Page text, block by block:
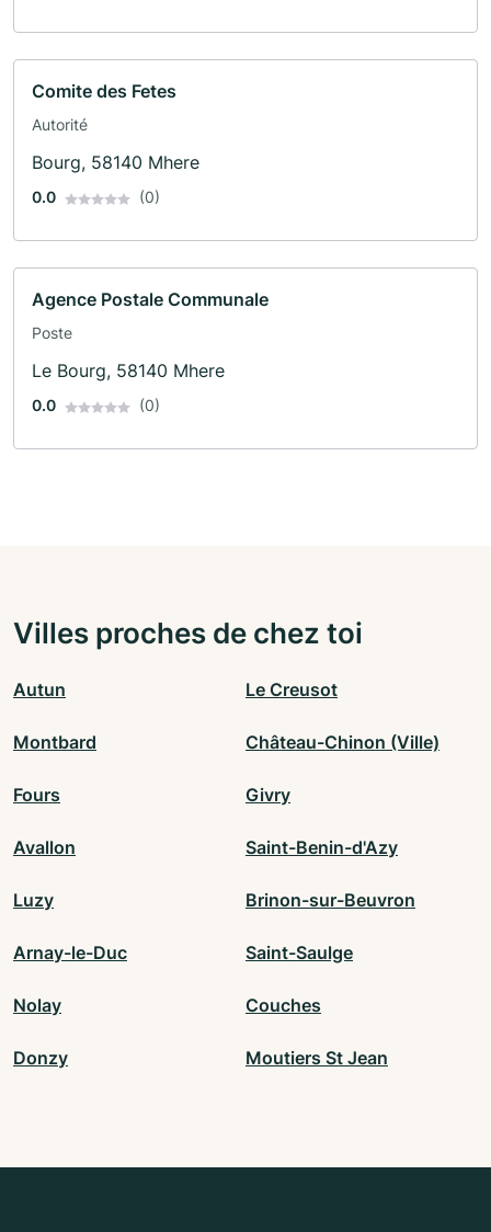
Comite des Fetes
Autorité
Bourg, 58140 Mhere
0.0 (0)
Agence Postale Communale
Poste
Le Bourg, 58140 Mhere
0.0 (0)
Villes proches de chez toi
Autun Le Creusot
Montbard Château-Chinon (Ville)
Fours Givry
Avallon Saint-Benin-d'Azy
Luzy Brinon-sur-Beuvron
Arnay-le-Duc Saint-Saulge
Nolay Couches
Donzy Moutiers St Jean